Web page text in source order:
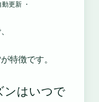
動更新 ・
特徴です。
ンはいつで